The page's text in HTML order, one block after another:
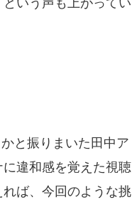
と振りまいた田中ア
違和感を覚えた視聴
ば、今回のような挑